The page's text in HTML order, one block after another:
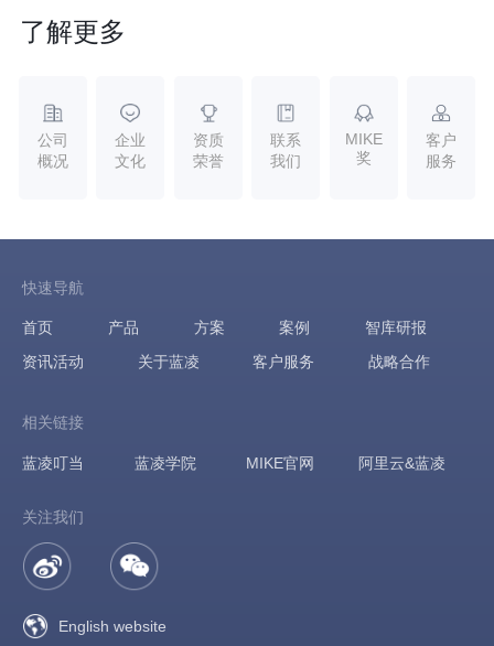
了解更多
公司
概况
企业
文化
资质
荣誉
联系
我们
MIKE
奖
客户
服务
快速导航
首页 产品 方案 案例
智库研报
资讯活动
关于蓝凌 客户服务 战略合作
相关链接
蓝凌叮当 蓝凌学院 MIKE官网 阿里云&蓝凌
关注我们
English website